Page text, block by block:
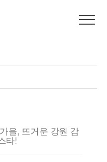
을, 뜨거운 강원 감
타!